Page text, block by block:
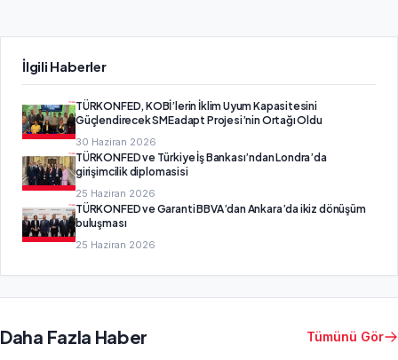
İlgili Haberler
TÜRKONFED, KOBİ’lerin İklim Uyum Kapasitesini
Güçlendirecek SMEadapt Projesi’nin Ortağı Oldu
30 Haziran 2026
TÜRKONFED ve Türkiye İş Bankası’ndan Londra’da
girişimcilik diplomasisi
25 Haziran 2026
TÜRKONFED ve Garanti BBVA’dan Ankara’da ikiz dönüşüm
buluşması
25 Haziran 2026
Daha Fazla Haber Tümünü Gör